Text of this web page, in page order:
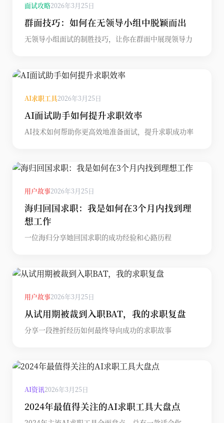
面试攻略2026年3月25日
群面技巧：如何在无领导小组中脱颖而出
无领导小组面试的制胜技巧，让你在群面中展现领导力
AI求职工具2026年3月25日
AI面试助手如何提升求职效率
AI技术如何帮助你更高效地准备面试，提升求职成功率
用户故事2026年3月25日
海归回国求职：我是如何在3个月内找到理
想工作
一位海归分享她回国求职的成功经验和心路历程
用户故事2026年3月25日
从试用期被裁到入职BAT，我的求职复盘
分享一段挫折经历如何最终导向成功的求职故事
AI资讯2026年3月25日
2024年最值得关注的AI求职工具大盘点